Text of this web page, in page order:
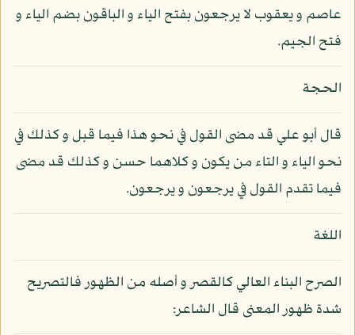
عاصم و يعقوب لا يرجعون بفتح الياء و الباقون بضم الياء و
فتح الجيم.
الحجة
قال أبو علي قد مضى القول في نحو هذا فيما قبل و كذلك في
نحو الياء و التاء من يكون و كلاهما حسن و كذلك قد مضى
فيما تقدم القول في يرجعون و يرجعون.
اللغة
الصرح البناء العالي كالقصر و أصله من الظهور فالتصريح
شدة ظهور المعنى قال الشاعر: